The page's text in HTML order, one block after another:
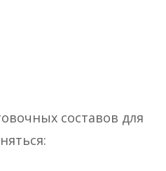
составов для